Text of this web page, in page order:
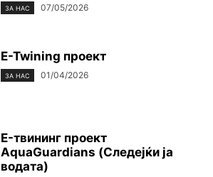
ЗА НАС 07/05/2026
E-Twining проект
ЗА НАС 01/04/2026
E-твининг проект
AquaGuardians (Следејќи ја
водата)